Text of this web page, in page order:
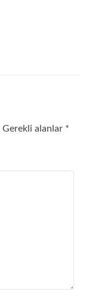
Gerekli alanlar *